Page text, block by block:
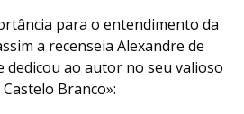
para o entendimento da
a recenseia Alexandre de
dedicou ao autor no seu valioso
Branco»: